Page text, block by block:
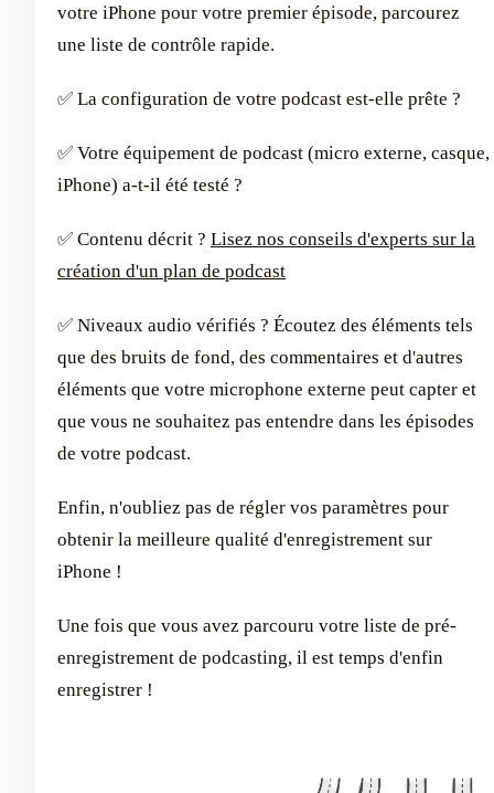
votre iPhone pour votre premier épisode, parcourez
une liste de contrôle rapide.
✅ La configuration de votre podcast est-elle prête ?
✅ Votre équipement de podcast (micro externe, casque,
iPhone) a-t-il été testé ?
✅ Contenu décrit ? Lisez nos conseils d'experts sur la
création d'un plan de podcast
✅ Niveaux audio vérifiés ? Écoutez des éléments tels
que des bruits de fond, des commentaires et d'autres
éléments que votre microphone externe peut capter et
que vous ne souhaitez pas entendre dans les épisodes
de votre podcast.
Enfin, n'oubliez pas de régler vos paramètres pour
obtenir la meilleure qualité d'enregistrement sur
iPhone !
Une fois que vous avez parcouru votre liste de pré-
enregistrement de podcasting, il est temps d'enfin
enregistrer !